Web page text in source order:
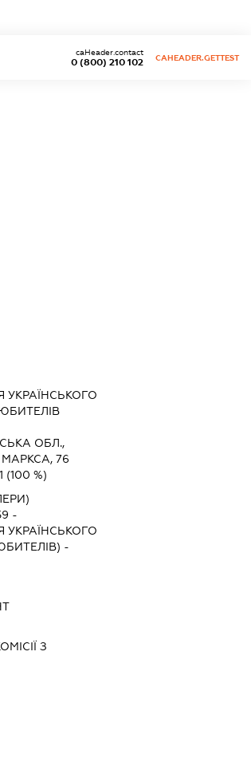
0 (800) 210 102
caHeader.contact
CAHEADER.GETTEST
УКРАЇНСЬКОГО
ОБЛ.,
76
(100 %)
-
УКРАЇНСЬКОГО
-
З